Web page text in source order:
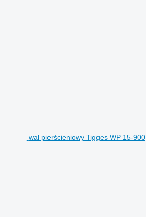
wał pierścieniowy Tigges WP 15-900